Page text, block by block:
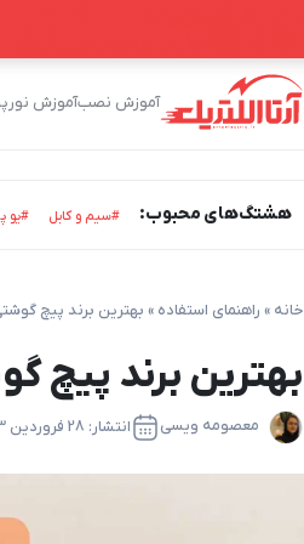
آموزش نصبآموزش
هشتگ‌های محبوب: #سیم و کابل #یو
خانه » راهنمای استفاده » بهترین برند پیچ
بهترین برند پیچ
معصومه ویسی انتشار: